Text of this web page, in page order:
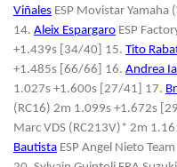
Viñales ESP Movistar
14. Aleix Espargaro ESP
+1.439s [34/40] 15. Tito
+1.485s [66/66] 16. Andrea
1.027s +1.600s [27/41] 17.
(RC16) 2m 1.099s +1.672s
Marc VDS (RC213V)* 2m
Bautista ESP Angel Nieto